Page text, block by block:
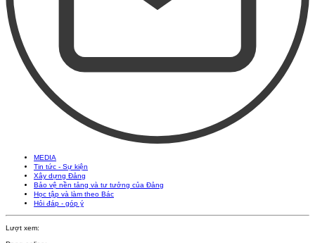
MEDIA
Tin tức - Sự kiện
Xây dựng Đảng
Bảo vệ nền tảng và tư tưởng của Đảng
Học tập và làm theo Bác
Hỏi đáp - góp ý
Lượt xem: